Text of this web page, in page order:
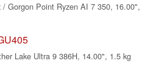
Gorgon Point Ryzen AI 7 350, 16.00",
Lake Ultra 9 386H, 14.00", 1.5 kg